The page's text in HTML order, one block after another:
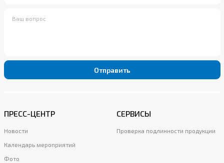
Отправить
ПРЕСС-ЦЕНТР
Новости
Календарь мероприятий
Фото
СЕРВИСЫ
Проверка подлинности продукции